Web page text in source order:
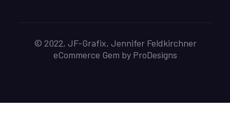
© 2022, JF-Grafix, Jennifer Feldkirchner
eCommerce Gem by ProDesigns